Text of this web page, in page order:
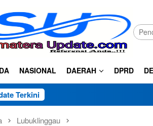
NASIONAL DAERAH DPRD
Terkini
Lubuklinggau